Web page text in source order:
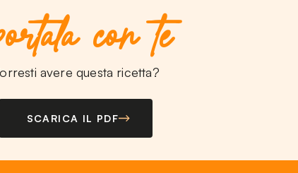
con te
avere questa ricetta?
SCARICA IL PDF